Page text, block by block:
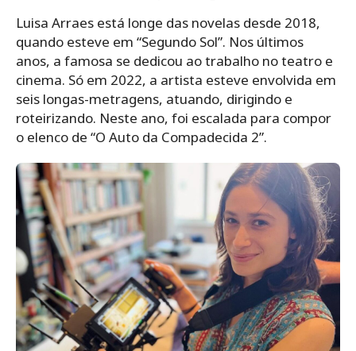
Luisa Arraes está longe das novelas desde 2018,
quando esteve em “Segundo Sol”. Nos últimos
anos, a famosa se dedicou ao trabalho no teatro e
cinema. Só em 2022, a artista esteve envolvida em
seis longas-metragens, atuando, dirigindo e
roteirizando. Neste ano, foi escalada para compor
o elenco de “O Auto da Compadecida 2”.